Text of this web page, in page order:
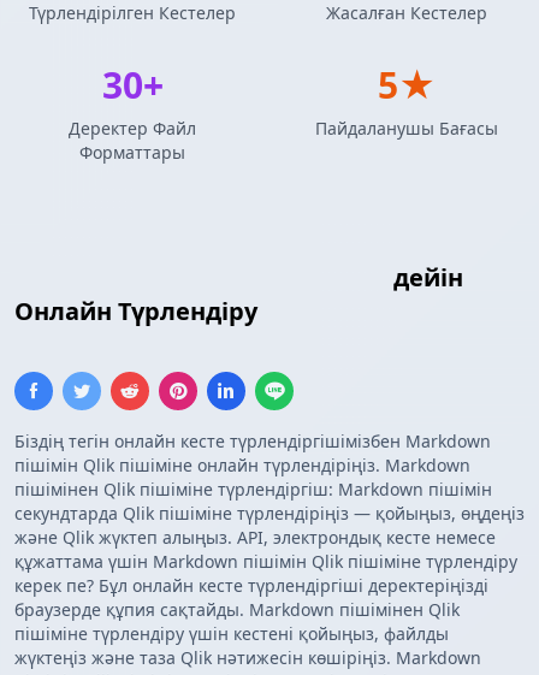
дейін
Онлайн Түрлендіру
Біздің тегін онлайн кесте түрлендіргішімізбен Markdown
пішімін Qlik пішіміне онлайн түрлендіріңіз. Markdown
пішімінен Qlik пішіміне түрлендіргіш: Markdown пішімін
секундтарда Qlik пішіміне түрлендіріңіз — қойыңыз, өңдеңіз
және Qlik жүктеп алыңыз. API, электрондық кесте немесе
құжаттама үшін Markdown пішімін Qlik пішіміне түрлендіру
керек пе? Бұл онлайн кесте түрлендіргіші деректеріңізді
браузерде құпия сақтайды. Markdown пішімінен Qlik
пішіміне түрлендіру үшін кестені қойыңыз, файлды
жүктеңіз және таза Qlik нәтижесін көшіріңіз. Markdown
Түрлендірілген Кестелер Жасалған Кестелер
30+
Деректер Файл
Форматтары
5★
Пайдаланушы Бағасы